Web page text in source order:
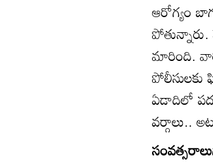
ఆరోగ్యం
మారింది.
పోలీసులకు
ఏడాదిలో
వర్గాలు..